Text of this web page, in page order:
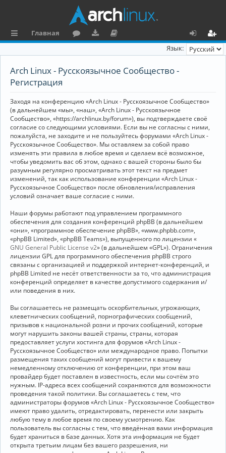
л
и
Главная
н
та
ц
и
я
х
ег
Язык:
Arch Linux - Русскоязычное Сообщество -
Регистрация
Заходя на конференцию «Arch Linux - Русскоязычное Сообщество»
(в дальнейшем «мы», «наш», «Arch Linux - Русскоязычное
Сообщество», «https://archlinux.by/forum»), вы подтверждаете своё
согласие со следующими условиями. Если вы не согласны с ними,
пожалуйста, не заходите и не пользуйтесь форумами «Arch Linux -
Русскоязычное Сообщество». Мы оставляем за собой право
изменять эти правила в любое время и сделаем всё возможное,
чтобы уведомить вас об этом, однако с вашей стороны было бы
разумным регулярно просматривать этот текст на предмет
изменений, так как использование конференции «Arch Linux -
Русскоязычное Сообщество» после обновления/исправления
условий означает ваше согласие с ними.
Наши форумы работают под управлением программного
обеспечения для создания конференций phpBB (в дальнейшем
«они», «программное обеспечение phpBB», «www.phpbb.com»,
«phpBB Limited», «phpBB Teams»), выпущенного по лицензии «
GNU General Public License v2» (в дальнейшем «GPL»). Ограничения
лицензии GPL для программного обеспечения phpBB строго
связаны с организацией и поддержкой интернет-конференций, и
phpBB Limited не несёт ответственности за то, что администрация
конференций определяет в качестве допустимого содержания и/
или поведения в них.
Вы соглашаетесь не размещать оскорбительных, угрожающих,
клеветнических сообщений, порнографических сообщений,
призывов к национальной розни и прочих сообщений, которые
могут нарушить законы вашей страны, страны, которая
предоставляет услуги хостинга для форумов «Arch Linux -
Русскоязычное Сообщество» или международное право. Попытки
размещения таких сообщений могут привести к вашему
немедленному отключению от конференции, при этом ваш
провайдер будет поставлен в известность, если мы сочтём это
нужным. IP-адреса всех сообщений сохраняются для возможности
проведения такой политики. Вы соглашаетесь с тем, что
администраторы форумов «Arch Linux - Русскоязычное Сообщество»
имеют право удалить, отредактировать, перенести или закрыть
любую тему в любое время по своему усмотрению. Как
пользователь вы согласны с тем, что введённая вами информация
будет храниться в базе данных. Хотя эта информация не будет
открыта третьим лицам без вашего разрешения, ни